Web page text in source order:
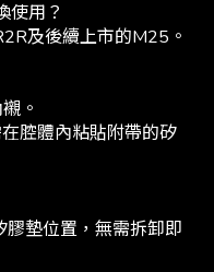
使用？
及後續上市的M25。
。
腔體內粘貼附帶的矽
墊位置，無需拆卸即